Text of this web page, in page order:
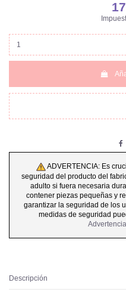
ADVERTENCIA: Es
seguridad del producto del
adulto si fuera necesaria
contener piezas pequeñas y
garantizar la seguridad de los
medidas de seguridad
Descripción